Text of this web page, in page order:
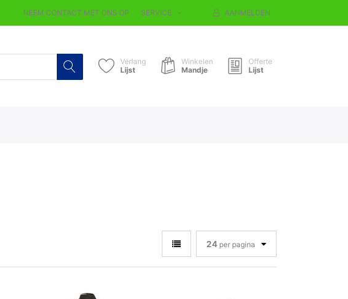
NEEM CONTACT MET ONS OP SERVICE AANMELDEN
Verlang
Lijst
Winkelen
Mandje
Offerte
Lijst
24 per pagina